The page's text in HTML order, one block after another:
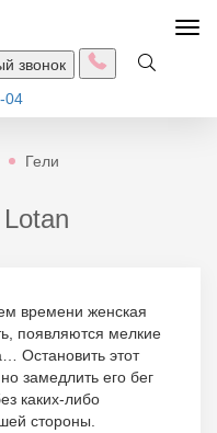
звонок
04
Гели
времени женская
появляются мелкие
Остановить этот
замедлить его бег
каких-либо
стороны.